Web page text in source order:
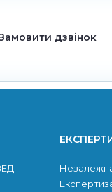
дзвінок